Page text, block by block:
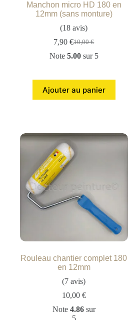
Manchon micro HD 180 en
12mm (sans monture)
(18 avis)
10,00€
7,90€
Note 5.00sur 5
Ajouter au panier
Rouleau chantier complet 180
en 12mm
(7 avis)
10,00 €
Note 4.86sur
5